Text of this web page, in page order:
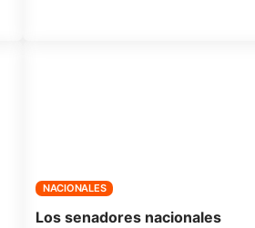
NACIONALES
Los senadores nacionales